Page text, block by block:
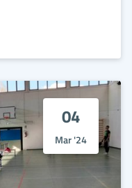
04
Mar '24